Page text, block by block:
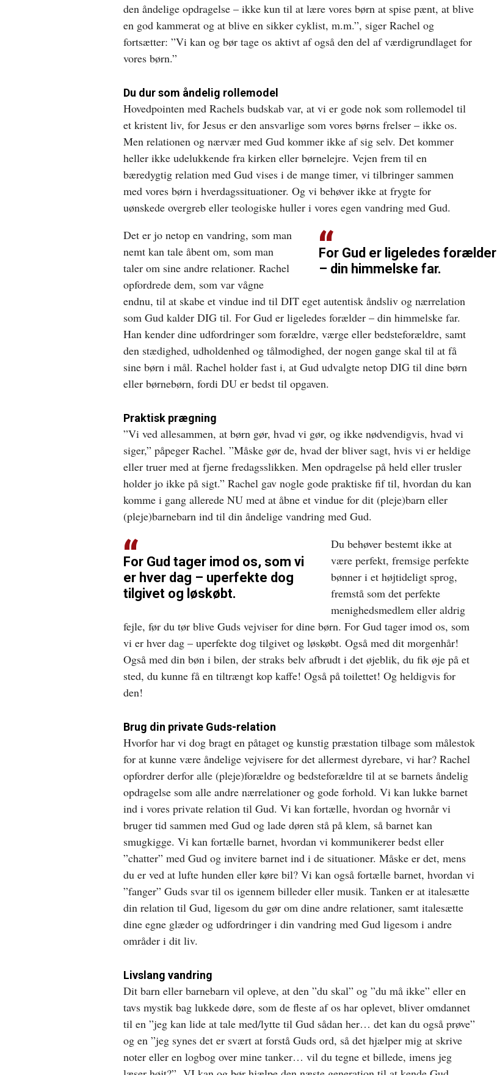
den åndelige opdragelse – ikke kun til at lære vores børn at spise pænt, at blive
en god kammerat og at blive en sikker cyklist, m.m.”, siger Rachel og
fortsætter: ”Vi kan og bør tage os aktivt af også den del af værdigrundlaget for
vores børn.”
Du dur som åndelig rollemodel
Hovedpointen med Rachels budskab var, at vi er gode nok som rollemodel til
et kristent liv, for Jesus er den ansvarlige som vores børns frelser – ikke os.
Men relationen og nærvær med Gud kommer ikke af sig selv. Det kommer
heller ikke udelukkende fra kirken eller børnelejre. Vejen frem til en
bæredygtig relation med Gud vises i de mange timer, vi tilbringer sammen
med vores børn i hverdagssituationer. Og vi behøver ikke at frygte for
uønskede overgreb eller teologiske huller i vores egen vandring med Gud.
For Gud er ligeledes forælder
– din himmelske far.
Det er jo netop en vandring, som man
nemt kan tale åbent om, som man
taler om sine andre relationer. Rachel
opfordrede dem, som var vågne
endnu, til at skabe et vindue ind til DIT eget autentisk åndsliv og nærrelation
som Gud kalder DIG til. For Gud er ligeledes forælder – din himmelske far.
Han kender dine udfordringer som forældre, værge eller bedsteforældre, samt
den stædighed, udholdenhed og tålmodighed, der nogen gange skal til at få
sine børn i mål. Rachel holder fast i, at Gud udvalgte netop DIG til dine børn
eller børnebørn, fordi DU er bedst til opgaven.
Praktisk prægning
”Vi ved allesammen, at børn gør, hvad vi gør, og ikke nødvendigvis, hvad vi
siger,” påpeger Rachel. ”Måske gør de, hvad der bliver sagt, hvis vi er heldige
eller truer med at fjerne fredagsslikken. Men opdragelse på held eller trusler
holder jo ikke på sigt.” Rachel gav nogle gode praktiske fif til, hvordan du kan
komme i gang allerede NU med at åbne et vindue for dit (pleje)barn eller
(pleje)barnebarn ind til din åndelige vandring med Gud.
For Gud tager imod os, som vi
er hver dag – uperfekte dog
tilgivet og løskøbt.
Du behøver bestemt ikke at
være perfekt, fremsige perfekte
bønner i et højtideligt sprog,
fremstå som det perfekte
menighedsmedlem eller aldrig
fejle, før du tør blive Guds vejviser for dine børn. For Gud tager imod os, som
vi er hver dag – uperfekte dog tilgivet og løskøbt. Også med dit morgenhår!
Også med din bøn i bilen, der straks belv afbrudt i det øjeblik, du fik øje på et
sted, du kunne få en tiltrængt kop kaffe! Også på toilettet! Og heldigvis for
den!
Brug din private Guds-relation
Hvorfor har vi dog bragt en påtaget og kunstig præstation tilbage som målestok
for at kunne være åndelige vejvisere for det allermest dyrebare, vi har? Rachel
opfordrer derfor alle (pleje)forældre og bedsteforældre til at se barnets åndelig
opdragelse som alle andre nærrelationer og gode forhold. Vi kan lukke barnet
ind i vores private relation til Gud. Vi kan fortælle, hvordan og hvornår vi
bruger tid sammen med Gud og lade døren stå på klem, så barnet kan
smugkigge. Vi kan fortælle barnet, hvordan vi kommunikerer bedst eller
”chatter” med Gud og invitere barnet ind i de situationer. Måske er det, mens
du er ved at lufte hunden eller køre bil? Vi kan også fortælle barnet, hvordan vi
”fanger” Guds svar til os igennem billeder eller musik. Tanken er at italesætte
din relation til Gud, ligesom du gør om dine andre relationer, samt italesætte
dine egne glæder og udfordringer i din vandring med Gud ligesom i andre
områder i dit liv.
Livslang vandring
Dit barn eller barnebarn vil opleve, at den ”du skal” og ”du må ikke” eller en
tavs mystik bag lukkede døre, som de fleste af os har oplevet, bliver omdannet
til en ”jeg kan lide at tale med/lytte til Gud sådan her… det kan du også prøve”
og en ”jeg synes det er svært at forstå Guds ord, så det hjælper mig at skrive
noter eller en logbog over mine tanker… vil du tegne et billede, imens jeg